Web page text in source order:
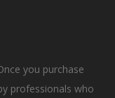
you purchase
professionals who